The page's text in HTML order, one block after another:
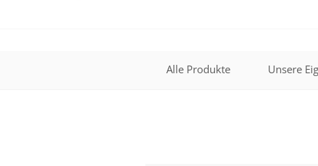
Alle Produkte Unsere